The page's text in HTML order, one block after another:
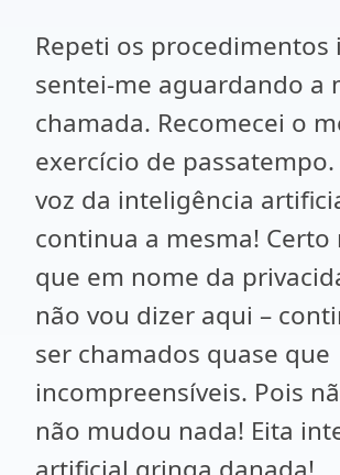
Repeti os procedimentos
sentei-me aguardando a
chamada. Recomecei o
exercício de passatempo.
voz da inteligência
continua a mesma! Certo
que em nome da
não vou dizer aqui –
ser chamados quase que
incompreensíveis. Pois
não mudou nada! Eita